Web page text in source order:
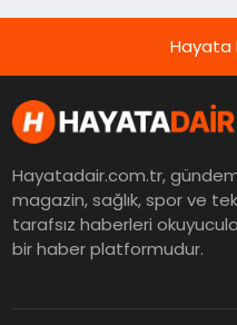
Hayata
Hayatadair.com.tr,
magazin, sağlık, spor ve
tarafsız haberleri
bir haber platformudur.